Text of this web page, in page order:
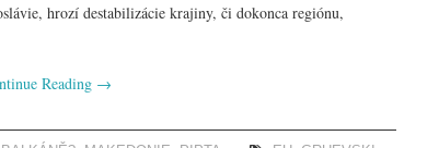
hrozí destabilizácie krajiny, či dokonca regiónu,
Reading →